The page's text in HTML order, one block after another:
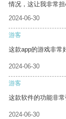
情况，这让我非常担
2024-06-30
游客
这款app的游戏非常
2024-06-30
游客
这款软件的功能非常
2024-06-30